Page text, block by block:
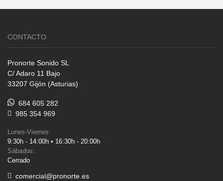
CONTACTO
Pronorte Sonido SL
C/ Adaro 11 Bajo
33207 Gijón (Asturias)
684 605 282
985 354 969
Lunes-Viernes:
9:30h - 14:00h • 16:30h - 20:00h
Sábados:
Cerrado
comercial@pronorte.es